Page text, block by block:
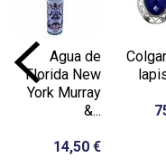
Agua de
Florida New
York Murray
&...
14,50 €